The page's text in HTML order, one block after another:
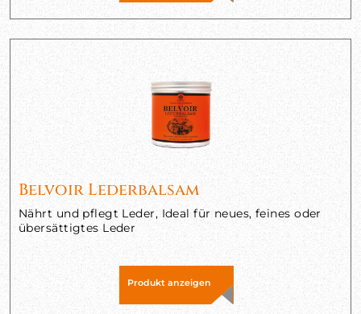
Belvoir Lederbalsam
Nährt und pflegt Leder, Ideal für neues, feines oder
übersättigtes Leder
Produkt anzeigen